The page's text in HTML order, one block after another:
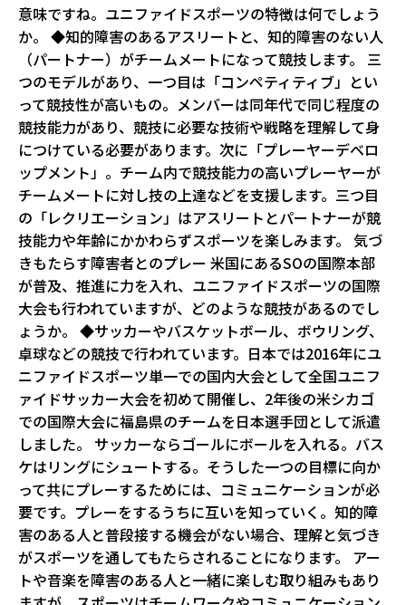
意味ですね。ユニファイドスポーツの特徴は何でしょう
か。 ◆知的障害のあるアスリートと、知的障害のない人
（パートナー）がチームメートになって競技します。 三
つのモデルがあり、一つ目は「コンペティティブ」とい
って競技性が高いもの。メンバーは同年代で同じ程度の
競技能力があり、競技に必要な技術や戦略を理解して身
につけている必要があります。次に「プレーヤーデベロ
ップメント」。チーム内で競技能力の高いプレーヤーが
チームメートに対し技の上達などを支援します。三つ目
の「レクリエーション」はアスリートとパートナーが競
技能力や年齢にかかわらずスポーツを楽しみます。 気づ
きもたらす障害者とのプレー ――米国にあるSOの国際本部
が普及、推進に力を入れ、ユニファイドスポーツの国際
大会も行われていますが、どのような競技があるのでし
ょうか。 ◆サッカーやバスケットボール、ボウリング、
卓球などの競技で行われています。日本では2016年にユ
ニファイドスポーツ単一での国内大会として全国ユニフ
ァイドサッカー大会を初めて開催し、2年後の米シカゴ
での国際大会に福島県のチームを日本選手団として派遣
しました。 サッカーならゴールにボールを入れる。バス
ケはリングにシュートする。そうした一つの目標に向か
って共にプレーするためには、コミュニケーションが必
要です。プレーをするうちに互いを知っていく。知的障
害のある人と普段接する機会がない場合、理解と気づき
がスポーツを通してもたらされることになります。 アー
トや音楽を障害のある人と一緒に楽しむ取り組みもあり